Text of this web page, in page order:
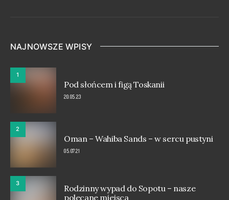
NAJNOWSZE WPISY
1
Pod słońcem i figą Toskanii
20.05.23
2
Oman – Wahiba Sands – w sercu pustyni
05.07.21
3
Rodzinny wypad do Sopotu – nasze
polecane miejsca